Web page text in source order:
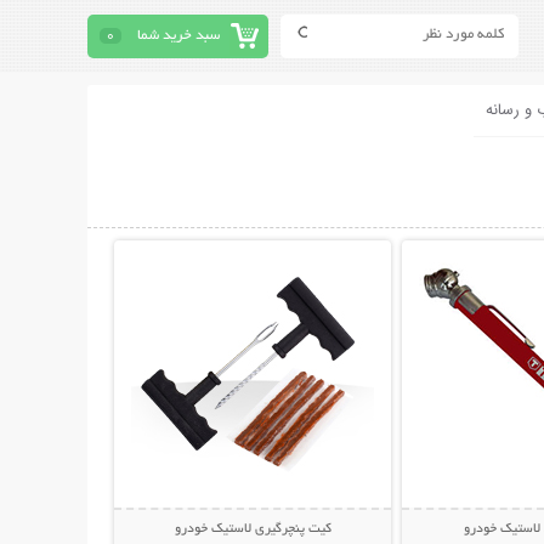
سبد خرید شما 0
و رسانه
لاستیک خودرو کیت پنچرگیری لاستیک خودرو